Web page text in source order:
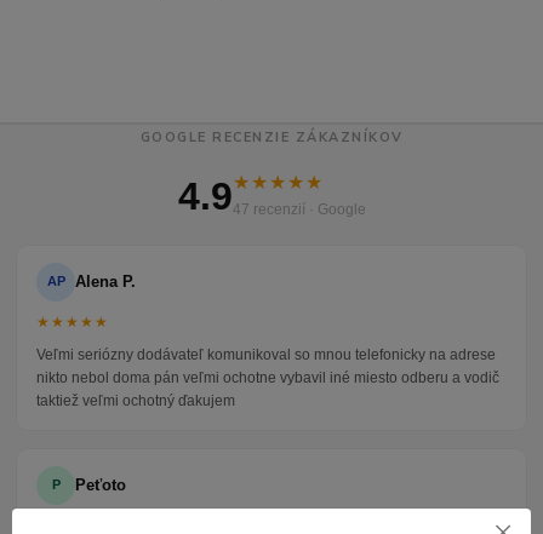
GOOGLE RECENZIE ZÁKAZNÍKOV
4.9★★★★★
47 recenzií · Google
AP Alena P.
★★★★★
Veľmi seriózny dodávateľ komunikoval so mnou telefonicky na adrese
nikto nebol doma pán veľmi ochotne vybavil iné miesto odberu a vodič
taktiež veľmi ochotný ďakujem
P Peťoto